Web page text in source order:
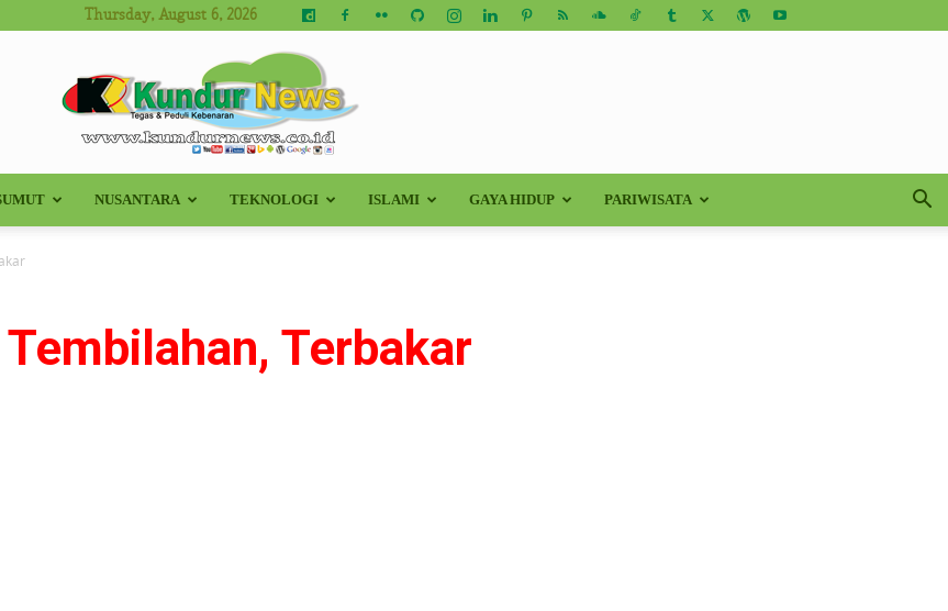
Thursday, August 6, 2026
Kundur
News
NUSANTARA TEKNOLOGI ISLAMI GAYA HIDUP PARIWISATA
Terbakar